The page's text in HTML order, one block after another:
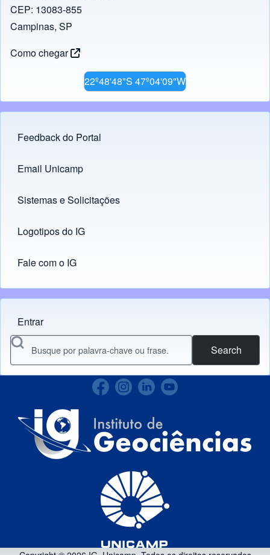
CEP: 13083-855
Campinas, SP
Como chegar
22º48'48"S 47º04'09"W
Footer menu
Feedback do Portal
Links
Email Unicamp
(opens in new tab)
Sistemas e Solicitações
(opens in new tab)
Logotipos do IG
(opens in new tab)
Fale com o IG
Menu do usuário
Entrar
Search